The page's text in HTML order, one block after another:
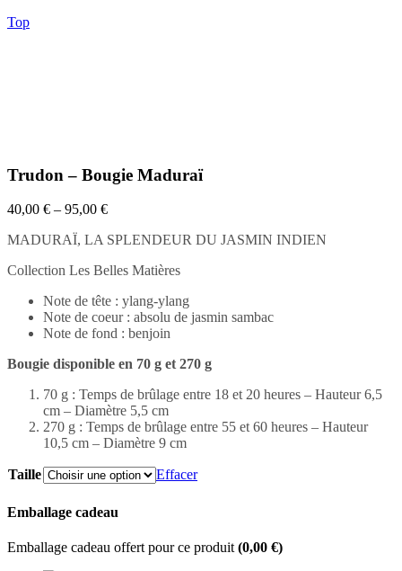
Top
Trudon – Bougie Maduraï
40,00 € – 95,00 €
MADURAÏ, LA SPLENDEUR DU JASMIN INDIEN
Collection Les Belles Matières
Note de tête : ylang-ylang
Note de coeur : absolu de jasmin sambac
Note de fond : benjoin
Bougie disponible en 70 g et 270 g
70 g : Temps de brûlage entre 18 et 20 heures – Hauteur 6,5
cm – Diamètre 5,5 cm
270 g : Temps de brûlage entre 55 et 60 heures – Hauteur
10,5 cm – Diamètre 9 cm
Taille Effacer
Emballage cadeau
Emballage cadeau offert pour ce produit (0,00 €)